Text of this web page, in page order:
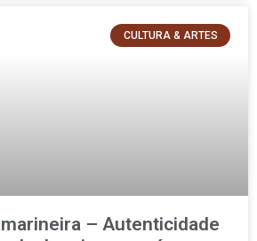
CULTURA & ARTES
– Autenticidade